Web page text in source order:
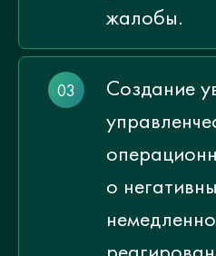
жалобы.
Создание
о